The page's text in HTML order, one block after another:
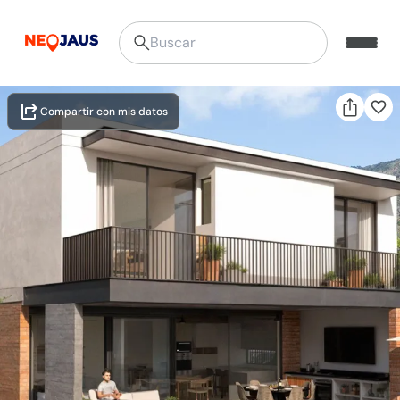
Compartir con mis datos